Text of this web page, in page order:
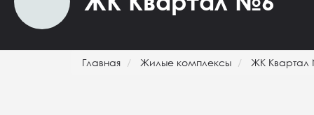
Главная Жилые комплексы ЖК Квартал